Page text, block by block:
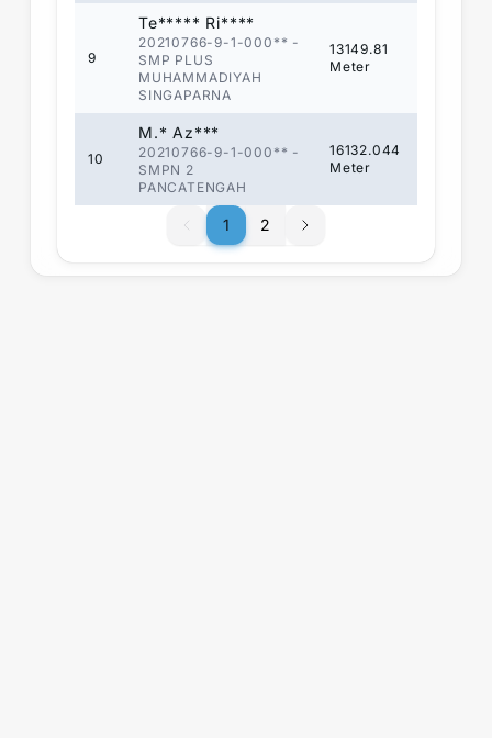
9
Te***** Ri****
20210766-9-1-000** -
SMP PLUS
MUHAMMADIYAH
SINGAPARNA
13149.81
Meter
10
M.* Az***
20210766-9-1-000** -
SMPN 2
PANCATENGAH
16132.044
Meter
1
1 2